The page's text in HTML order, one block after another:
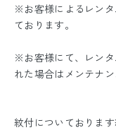
※お客様によるレン
ております。
※お客様にて、レン
れた場合はメンテナ
紋付についておりま